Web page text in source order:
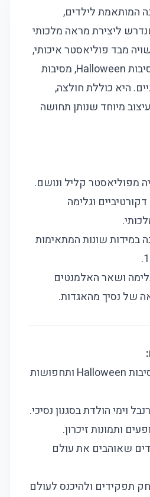
המותאמת לילדים,
ליצירת מראה מלכותי
מבד פוליאסטר איכותי,
המתאים במיוחד למסיבות Halloween, מסיבות
היא כוללת חולצה,
מיוחד שנותן תחושה
מפוליאסטר קליל ונושם.
וגלימה
במידות שונות המתאימות
ושאר האלמנטים
של נסיך מהאגדות.
תחפושת מעולה למסיבות Halloween ותחפושות
וימי הולדת בסגנון נסיכי.
ותמונות זיכרון.
שאוהבים את עולם
תפקידים ולהיכנס לעולם